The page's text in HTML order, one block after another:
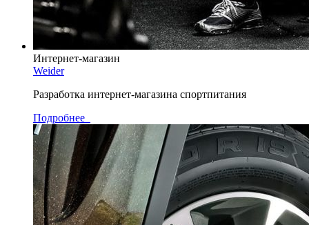
Интернет-магазин
Weider
Разработка интернет-магазина спортпитания
Подробнее